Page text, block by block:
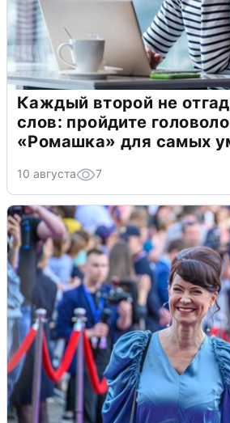
Каждый второй не
слов: пройдите
«Ромашка» для самых
10 августа 7